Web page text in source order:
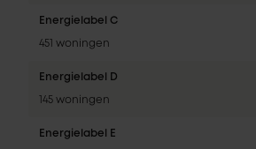
Energielabel C
451 woningen
Energielabel D
145 woningen
Energielabel E